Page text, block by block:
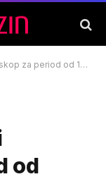
19.12.2022. do 25.12.2022.
od